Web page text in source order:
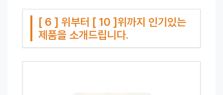
[ 6 ] 위부터 [ 10 ]위까지 인기있는
제품을 소개드립니다.